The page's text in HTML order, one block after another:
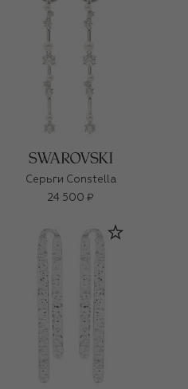
Серьги Constella
24 500 ₽